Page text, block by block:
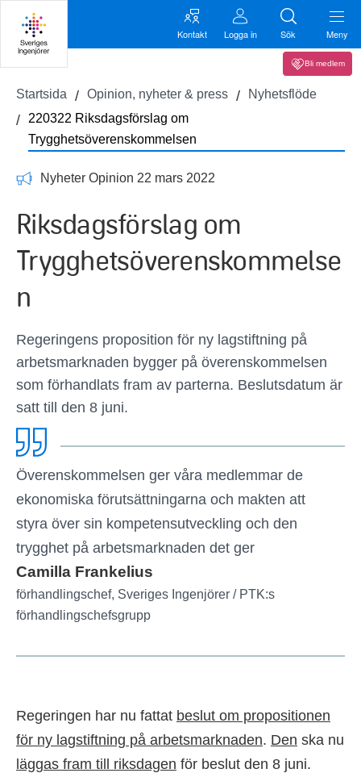
Kontakt Logga in Sök Meny
Bli medlem
Startsida Opinion, nyheter & press
Nyhetsflöde
220322 Riksdagsförslag om
Trygghetsöverenskommelsen
Nyheter Opinion 22 mars 2022
Riksdagsförslag om
Trygghetsöverenskommelse
n
Regeringens proposition för ny lagstiftning på
arbetsmarknaden bygger på överenskommelsen
som förhandlats fram av parterna. Beslutsdatum är
satt till den 8 juni.
Överenskommelsen ger våra medlemmar de
ekonomiska förutsättningarna och makten att
styra över sin kompetensutveckling och den
trygghet på arbetsmarknaden det ger
Camilla Frankelius
förhandlingschef, Sveriges Ingenjörer / PTK:s
förhandlingschefsgrupp
Regeringen har nu fattat beslut om propositionen
för ny lagstiftning på arbetsmarknaden. Den ska nu
läggas fram till riksdagen för beslut den 8 juni.